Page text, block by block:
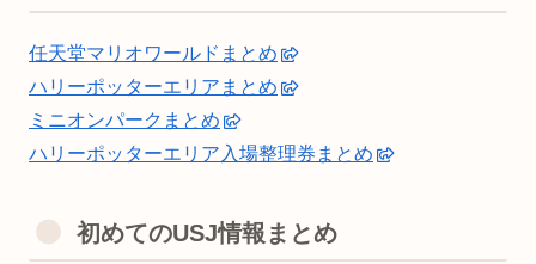
任天堂マリオワールドまとめ
ハリーポッターエリアまとめ
ミニオンパークまとめ
ハリーポッターエリア入場整理券まとめ
初めてのUSJ情報まとめ